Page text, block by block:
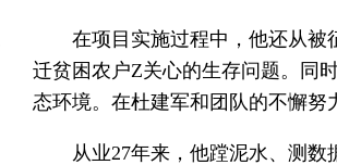
在项目实施过程中，他还从被
迁贫困农户Z关心的生存问题。同
态环境。在杜建军和团队的不懈努
从业27年来，他蹚泥水、测